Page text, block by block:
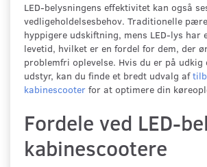
LED-belysningens effektivitet kan også
vedligeholdelsesbehov. Traditionelle
hyppigere udskiftning, mens LED-lys har
levetid, hvilket er en fordel for dem, der
problemfri oplevelse. Hvis du er på
udstyr, kan du finde et bredt udvalg af
kabinescooter for at optimere din
Fordele ved LED-
kabinescootere